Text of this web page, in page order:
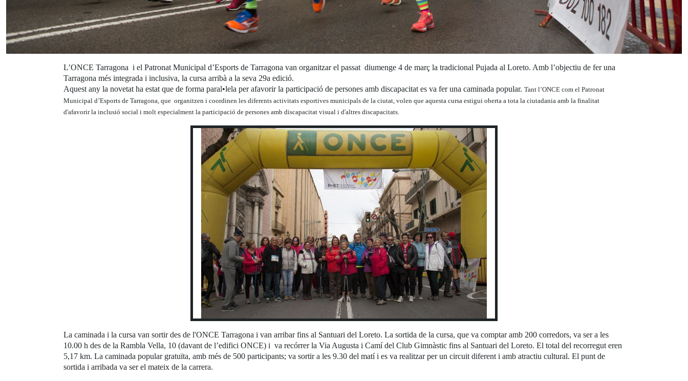
L’ONCE Tarragona i el Patronat Municipal d’Esports de Tarragona van organitzar el passat diumenge 4 de març la tradicional Pujada al Loreto. Amb l’objectiu de fer una
Tarragona més integrada i inclusiva, la cursa arribà a la seva 29a edició.
Aquest any la novetat ha estat que de forma paral•lela per afavorir la participació de persones amb discapacitat es va fer una caminada popular. Tant l’ONCE com el Patronat
Municipal d’Esports de Tarragona, que organitzen i coordinen les diferents activitats esportives municipals de la ciutat, volen que aquesta cursa estigui oberta a tota la ciutadania amb la finalitat
d'afavorir la inclusió social i molt especialment la participació de persones amb discapacitat visual i d'altres discapacitats.
La caminada i la cursa van sortir des de l'ONCE Tarragona i van arribar fins al Santuari del Loreto. La sortida de la cursa, que va comptar amb 200 corredors, va ser a les
10.00 h des de la Rambla Vella, 10 (davant de l’edifici ONCE) i va recórrer la Via Augusta i Camí del Club Gimnàstic fins al Santuari del Loreto. El total del recorregut eren
5,17 km. La caminada popular gratuïta, amb més de 500 participants; va sortir a les 9.30 del matí i es va realitzar per un circuit diferent i amb atractiu cultural. El punt de
sortida i arribada va ser el mateix de la carrera.